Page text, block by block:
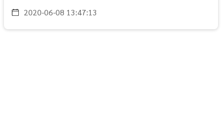
2020-06-08 13:47:13